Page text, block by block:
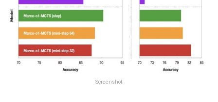
Screenshot